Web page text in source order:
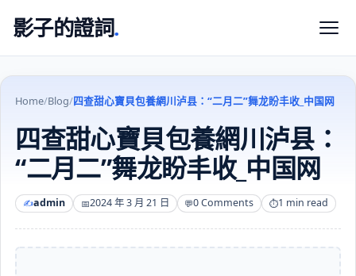
影子的證詞.
Home/Blog/四查甜心寶貝包養網川泸县：“二月二”舞龙盼丰收_中国网
四查甜心寶貝包養網川泸县：
“二月二”舞龙盼丰收_中国网
admin 2024 年 3 月 21 日 0 Comments 1 min read